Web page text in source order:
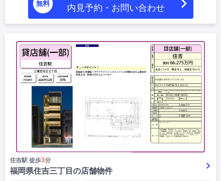
無料 内見予約・お問い合わせ
住吉駅 徒歩3分
福岡県住吉三丁目の店舗物件